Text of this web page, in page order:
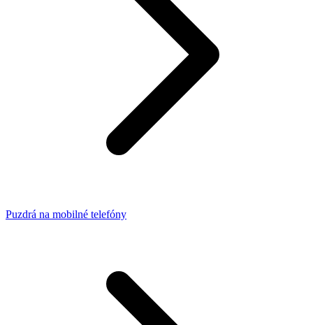
Puzdrá na mobilné telefóny